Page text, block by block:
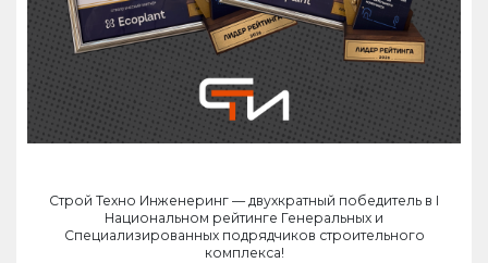
Строй Техно Инженеринг — двухкратный победитель в I
Национальном рейтинге Генеральных и
Специализированных подрядчиков строительного
комплекса!